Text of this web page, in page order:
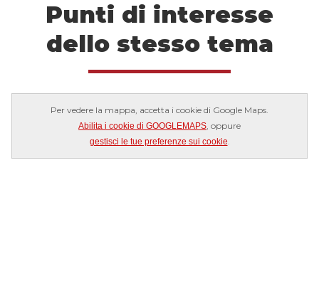
Punti di interesse
dello stesso tema
Per vedere la mappa, accetta i cookie di Google Maps.
Abilita i cookie di GOOGLEMAPS, oppure
gestisci le tue preferenze sui cookie.